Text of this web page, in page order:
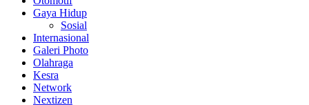
Gaya Hidup
Sosial
Internasional
Galeri Photo
Olahraga
Kesra
Network
Nextizen